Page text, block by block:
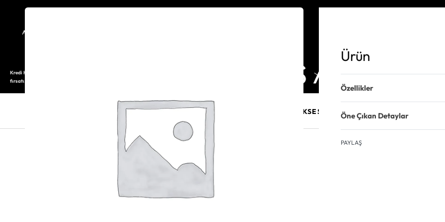
Kredi Kartı ile 12 aya varan taksitli alışveriş imkanı. Üstelik ilk 6 taksite %0 komisyon
fırsatı.
SAAT AKSESUARLARI TAKI VE MÜCEVHER PURO AKSESUARLARI KALEM VE AKSESUAR
Ürün
Özellikler
Öne Çıkan Detaylar
PAYLAŞ